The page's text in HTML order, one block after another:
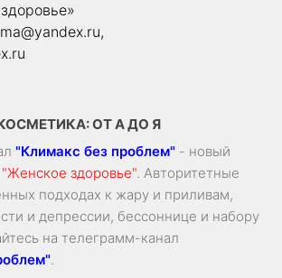
,
ОТ А ДО Я
"Климакс без проблем" - новый
"Женское здоровье". Авторитетные
подходах к жару и приливам,
и депрессии, бессоннице и набору
на телеграмм-канал
.